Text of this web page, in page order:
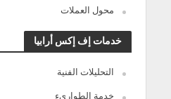
محول العملات
خدمات إف إكس أرابيا
التحليلات الفنية
خدمة الطوارىء